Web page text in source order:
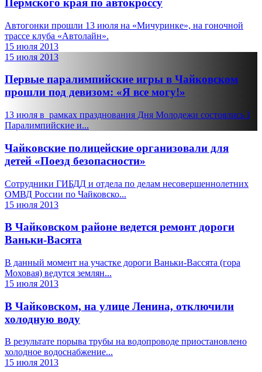
Пермского края по автокроссу
Автогонки прошли 13 июля на «Мичуринке», на гоночной
трассе клуба «Автолайн».
15 июля 2013
15 июля 2013
Первые паралимпийские игры в Чайковском
прошли под девизом: «Я все могу!»
13 июля в рамках празднования Дня Молодежи состоялись I
Паралимпийские и...
Чайковские полицейские организовали для
детей «Поезд безопасности»
Сотрудники ГИБДД и отдела по делам несовершеннолетних
ОМВД России по Чайковско...
15 июля 2013
В Чайковском районе ведется ремонт дороги
Ваньки-Васята
В данный момент на участке дороги Ваньки-Вассята (гора
Моховая) ведутся землян...
15 июля 2013
В Чайковском, на улице Ленина, отключили
холодную воду
В результате порыва трубы на водопроводе приостановлено
холодное водоснабжение...
15 июля 2013